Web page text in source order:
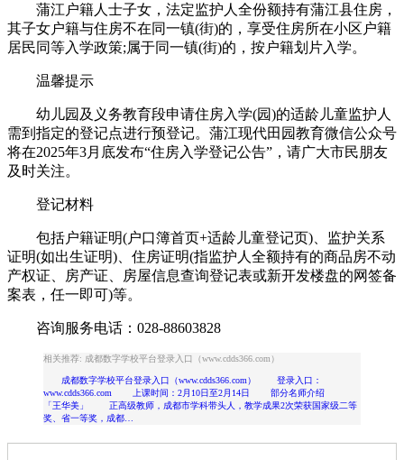
蒲江户籍人士子女，法定监护人全份额持有蒲江县住房，
其子女户籍与住房不在同一镇(街)的，享受住房所在小区户籍
居民同等入学政策;属于同一镇(街)的，按户籍划片入学。
温馨提示
幼儿园及义务教育段申请住房入学(园)的适龄儿童监护人
需到指定的登记点进行预登记。蒲江现代田园教育微信公众号
将在2025年3月底发布“住房入学登记公告”，请广大市民朋友
及时关注。
登记材料
包括户籍证明(户口簿首页+适龄儿童登记页)、监护关系
证明(如出生证明)、住房证明(指监护人全额持有的商品房不动
产权证、房产证、房屋信息查询登记表或新开发楼盘的网签备
案表，任一即可)等。
咨询服务电话：028-88603828
相关推荐: 成都数字学校平台登录入口（www.cdds366.com）
成都数字学校平台登录入口（www.cdds366.com） 登录入口：
www.cdds366.com 上课时间：2月10日至2月14日 部分名师介绍
「王华美」 正高级教师，成都市学科带头人，教学成果2次荣获国家级二等
奖、省一等奖，成都…